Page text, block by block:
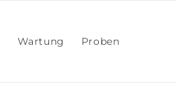
Wartung Proben